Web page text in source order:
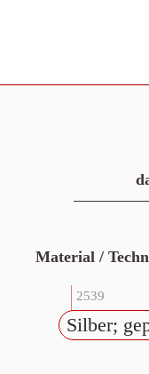
Material /
2539
Silber;